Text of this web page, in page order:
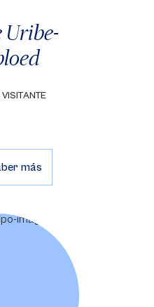
Uribe-
más